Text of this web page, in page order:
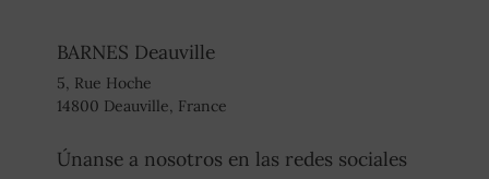
BARNES Deauville
5, Rue Hoche
14800 Deauville, France
Únanse a nosotros en las redes sociales